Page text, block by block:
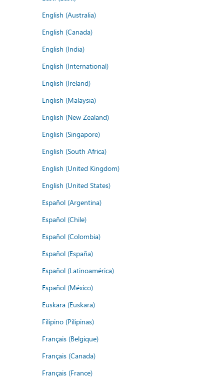
English (Australia)
English (Canada)
English (India)
English (International)
English (Ireland)
English (Malaysia)
English (New Zealand)
English (Singapore)
English (South Africa)
English (United Kingdom)
English (United States)
Español (Argentina)
Español (Chile)
Español (Colombia)
Español (España)
Español (Latinoamérica)
Español (México)
Euskara (Euskara)
Filipino (Pilipinas)
Français (Belgique)
Français (Canada)
Français (France)